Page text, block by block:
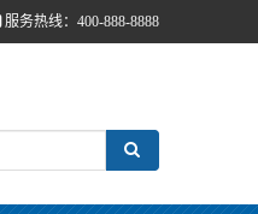
服务热线：400-888-8888